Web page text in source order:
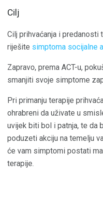
Cilj
Cilj prihvaćanja i predanosti
riješite simptoma socijalne
Zapravo, prema ACT-u,
smanjiti svoje simptome
Pri primanju terapije
ohrabreni da uživate u
uvijek biti bol i patnja, te da
poduzeti akciju na temelju
će vam simptomi postati
terapije.